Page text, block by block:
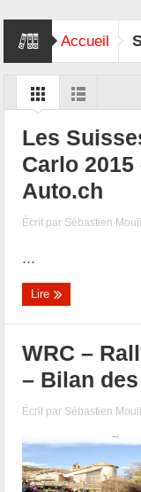
Accueil
Les
Carlo
Auto.ch
Écrit par Sébastien
...
Lire
WRC –
– Bilan
Écrit par Sébastien